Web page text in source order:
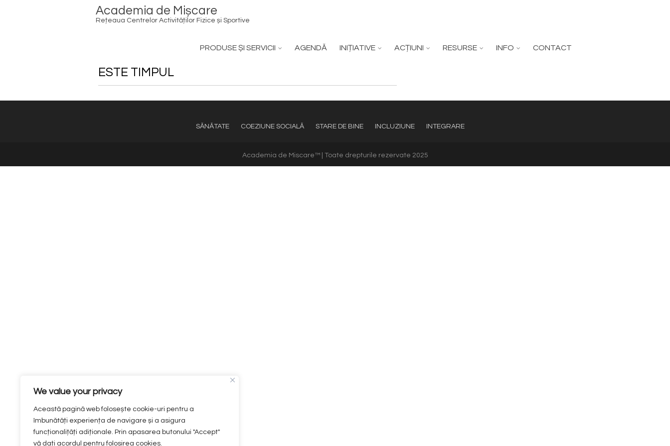
We value your privacy
Această pagină web folosește cookie-uri pentru a
îmbunătăți experiența de navigare și a asigura
funcționalițăți adiționale. Prin apasarea butonului "Accept"
vă dați acordul pentru folosirea cookies.
Academia de Mișcare
Rețeaua Centrelor Activităților Fizice și Sportive
PRODUSE ȘI SERVICII AGENDĂ INIȚIATIVE ACȚIUNI RESURSE INFO CONTACT
ESTE TIMPUL
SĂNĂTATE COEZIUNE SOCIALĂ STARE DE BINE INCLUZIUNE INTEGRARE
Academia de Miscare™ | Toate drepturile rezervate 2025